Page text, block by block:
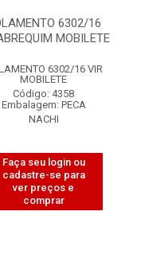
6302/16
MOBILETE
6302/16 VIR
MOBILETE
Código: 4358
Embalagem: PECA
NACHI
Faça seu login ou
cadastre-se para
ver preços e
comprar